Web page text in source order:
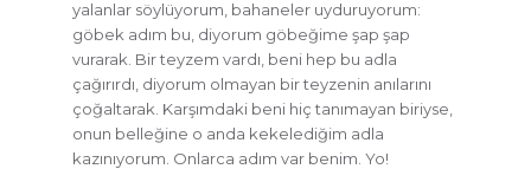
yalanlar söylüyorum, bahaneler uyduruyorum:
göbek adım bu, diyorum göbeğime şap şap
vurarak. Bir teyzem vardı, beni hep bu adla
çağırırdı, diyorum olmayan bir teyzenin anılarını
çoğaltarak. Karşımdaki beni hiç tanımayan biriyse,
onun belleğine o anda kekelediğim adla
kazınıyorum. Onlarca adım var benim. Yo!